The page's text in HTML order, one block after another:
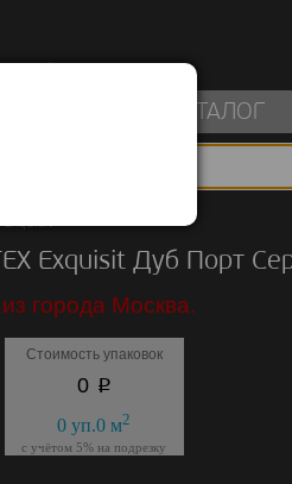
КАТАЛОГ
Exquisit
Exquisit Дуб Порт
города Москва.
Стоимость упаковок
0 p
0 уп.0 м2
с учётом 5% на подрезку